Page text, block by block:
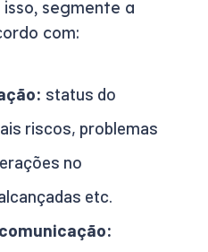
segmente a
com:
status do
riscos, problemas
no
etc.